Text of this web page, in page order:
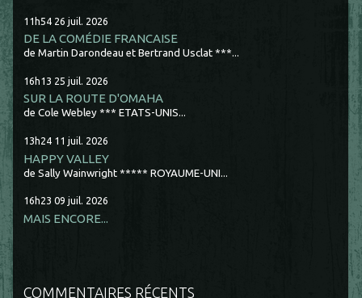
11h54 26 juil. 2026
DE LA COMÉDIE FRANCAISE
de Martin Darondeau et Bertrand Usclat ***...
16h13 25 juil. 2026
SUR LA ROUTE D'OMAHA
de Cole Webley *** ETATS-UNIS...
13h24 11 juil. 2026
HAPPY VALLEY
de Sally Wainwright ***** ROYAUME-UNI...
16h23 09 juil. 2026
MAIS ENCORE...
COMMENTAIRES RÉCENTS